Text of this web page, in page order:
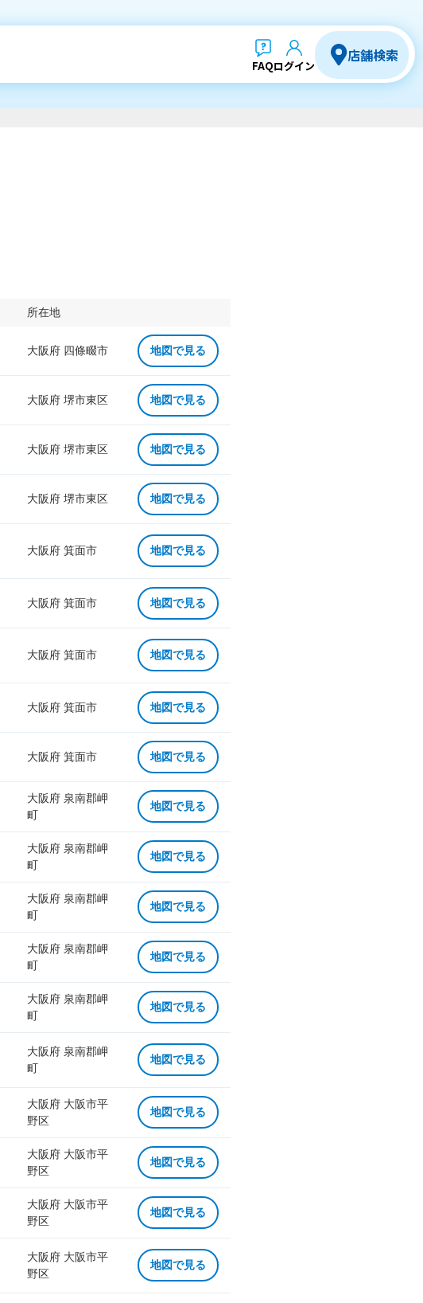
FAQログイン
店舗検索
所在地
大阪府 四條畷市 地図で見る
大阪府 堺市東区 地図で見る
大阪府 堺市東区 地図で見る
大阪府 堺市東区 地図で見る
大阪府 箕面市 地図で見る
大阪府 箕面市 地図で見る
大阪府 箕面市 地図で見る
大阪府 箕面市 地図で見る
大阪府 箕面市 地図で見る
大阪府 泉南郡岬
町
地図で見る
大阪府 泉南郡岬
町
地図で見る
大阪府 泉南郡岬
町
地図で見る
大阪府 泉南郡岬
町
地図で見る
大阪府 泉南郡岬
町
地図で見る
大阪府 泉南郡岬
町
地図で見る
大阪府 大阪市平
野区
地図で見る
大阪府 大阪市平
野区
地図で見る
大阪府 大阪市平
野区
地図で見る
大阪府 大阪市平
野区
地図で見る